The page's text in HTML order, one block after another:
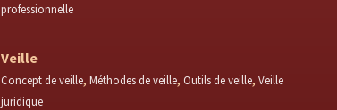
professionnelle
Veille
Concept de veille Méthodes de veille Outils de veille Veille
juridique